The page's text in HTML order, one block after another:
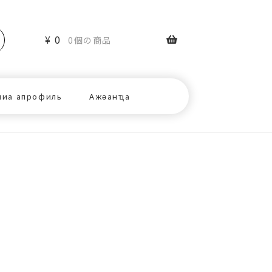
апрофиль Ажәанҵа
¥ 0 0個の商品